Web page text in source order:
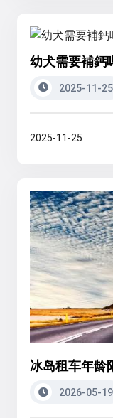
幼犬需要補鈣
2025-11-25
2025-11-25
冰岛租车年龄
2026-05-19